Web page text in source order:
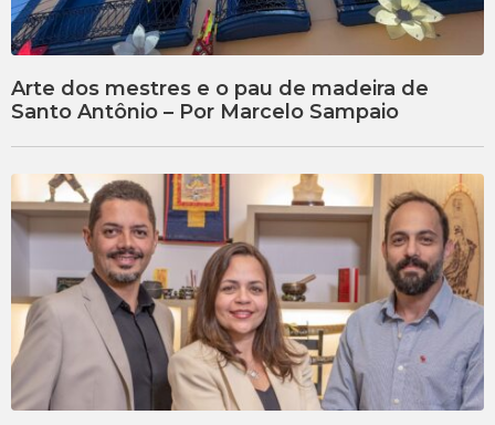
Arte dos mestres e o pau de madeira de
Santo Antônio – Por Marcelo Sampaio